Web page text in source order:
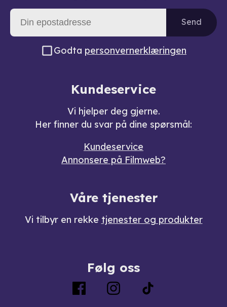
Send
Godta personvernerklæringen
Kundeservice
Vi hjelper deg gjerne.
Her finner du svar på dine spørsmål:
Kundeservice
Annonsere på Filmweb?
Våre tjenester
Vi tilbyr en rekke tjenester og produkter
Følg oss